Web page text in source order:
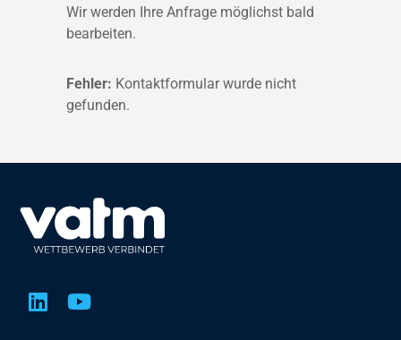
Wir werden Ihre Anfrage möglichst bald
bearbeiten.
Fehler: Kontaktformular wurde nicht
gefunden.